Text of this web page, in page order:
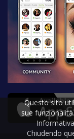
Questo sito
sue
Chiudendo